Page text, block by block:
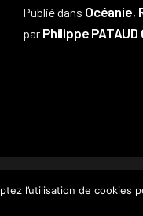
Publié dans Océanie,
par Philippe PATAUD
l’utilisation de